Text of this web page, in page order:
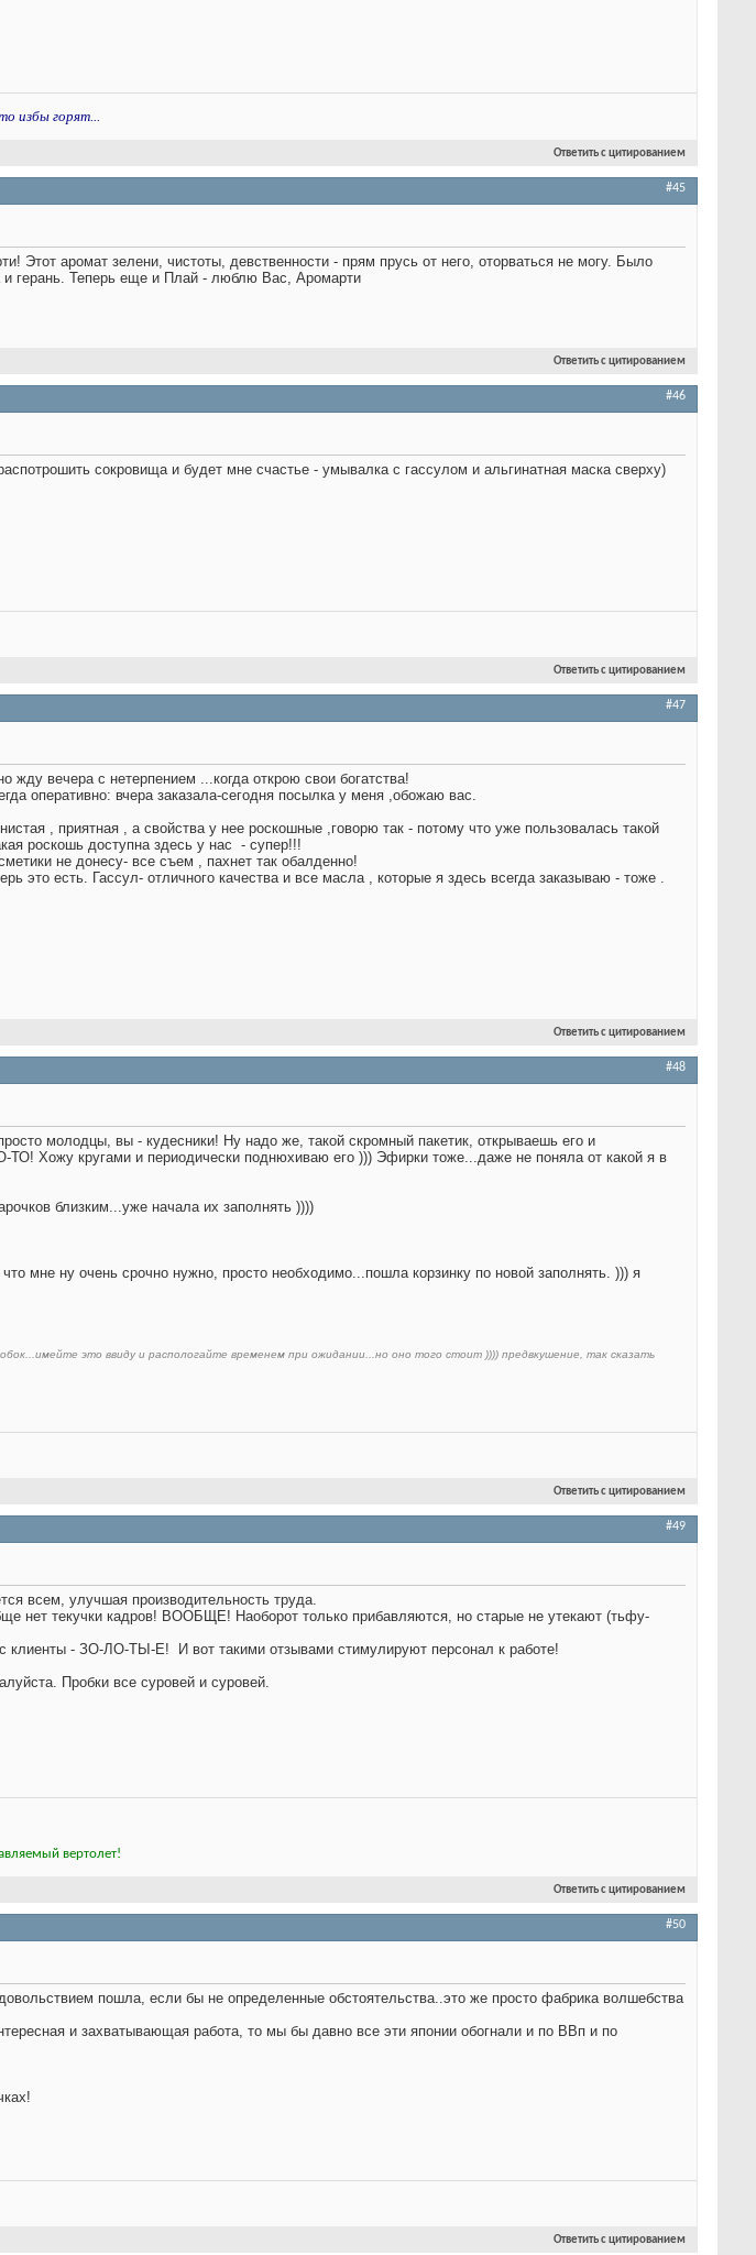
избы горят...
Ответить с цитированием
#45
Этот аромат зелени, чистоты, девственности - прям прусь от него, оторваться не могу. Было
и герань. Теперь еще и Плай - люблю Вас, Аромарти
Ответить с цитированием
#46
сокровища и будет мне счастье - умывалка с гассулом и альгинатная маска сверху)
Ответить с цитированием
#47
жду вечера с нетерпением ...когда открою свои богатства!
оперативно: вчера заказала-сегодня посылка у меня ,обожаю вас
, приятная , а свойства у нее роскошные ,говорю так - потому что уже пользовалась такой
роскошь доступна здесь у нас - супер!!!
не донесу- все съем
, пахнет так обалденно!
это есть. Гассул- отличного качества и все масла , которые я здесь всегда заказываю - тоже .
Ответить с цитированием
#48
молодцы, вы - кудесники! Ну надо же, такой скромный пакетик, открываешь его и
Хожу кругами и периодически поднюхиваю его ))) Эфирки тоже...даже не поняла от какой я в
близким...уже начала их заполнять ))))
мне ну очень срочно нужно, просто необходимо...пошла корзинку по новой заполнять. ))) я
это ввиду и распологайте временем при ожидании...но оно того стоит )))) предвкушение, так сказать
Ответить с цитированием
#49
всем, улучшая производительность труда.
нет текучки кадров! ВООБЩЕ! Наоборот только прибавляются, но старые не утекают (тьфу-
клиенты - ЗО-ЛО-ТЫ-Е!
И вот такими отзывами стимулируют персонал к работе!
Пробки все суровей и суровей.
вертолет!
Ответить с цитированием
#50
пошла, если бы не определенные обстоятельства..это же просто фабрика волшебства
и захватывающая работа, то мы бы давно все эти японии обогнали и по ВВп и по
Ответить с цитированием